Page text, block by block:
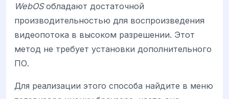
WebOSобладают достаточной
производительностью для воспроизведения
видеопотока в высоком разрешении. Этот
метод не требует установки дополнительного
ПО.
Для реализации этого способа найдите в меню